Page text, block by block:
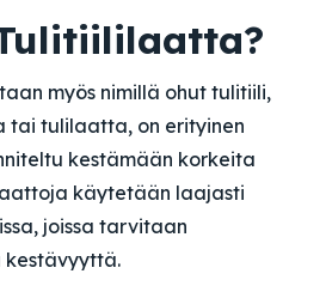
myös nimillä ohut tulitiili,
tai tulilaatta, on erityinen
kestämään korkeita
käytetään laajasti
joissa tarvitaan